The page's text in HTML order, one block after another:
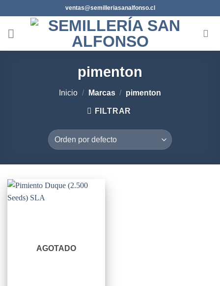
al
contenido
ventas@semilleriasanalfonso.cl
pimenton
Inicio / Marcas / pimenton
FILTRAR
AGOTADO